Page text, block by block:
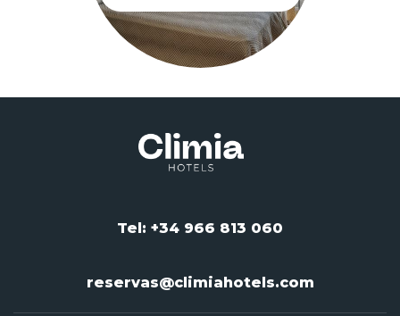
Tel: +34 966 813 060
reservas@climiahotels.com